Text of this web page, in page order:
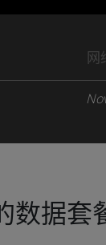
网
数据套